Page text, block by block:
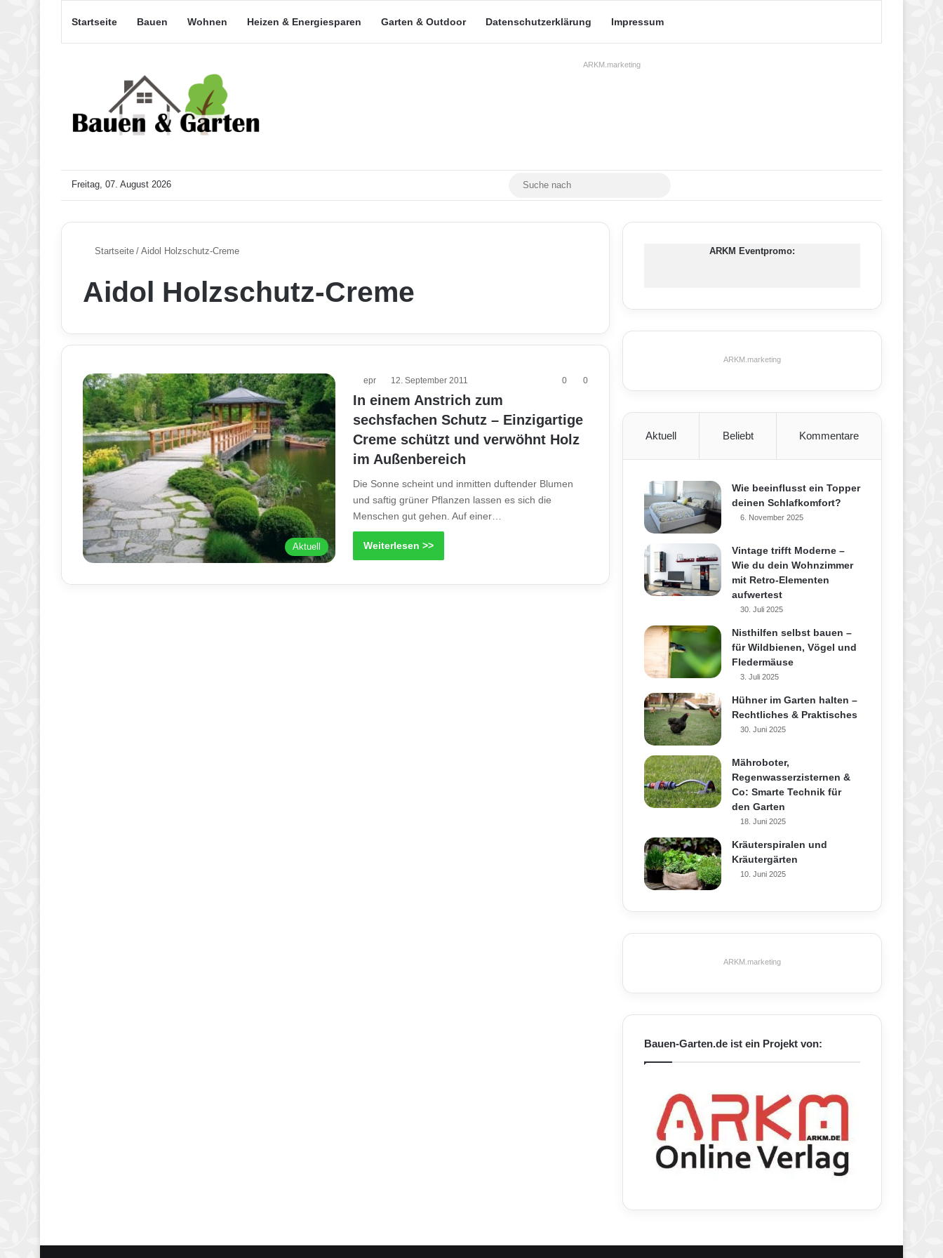
Startseite Bauen Wohnen Heizen & Energiesparen Garten & Outdoor Datenschutzerklärung Impressum
ARKM.marketing
Freitag, 07. August 2026 MastodonSkin umschalten
Startseite / Aidol Holzschutz-Creme
Aidol Holzschutz-Creme
Aktuell
epr 12. September 2011 0 0
In einem Anstrich zum
sechsfachen Schutz – Einzigartige
Creme schützt und verwöhnt Holz
im Außenbereich
Die Sonne scheint und inmitten duftender Blumen
und saftig grüner Pflanzen lassen es sich die
Menschen gut gehen. Auf einer…
Weiterlesen >>
ARKM Eventpromo:
ARKM.marketing
Aktuell Beliebt Kommentare
Wie beeinflusst ein Topper
deinen Schlafkomfort?
6. November 2025
Vintage trifft Moderne –
Wie du dein Wohnzimmer
mit Retro-Elementen
aufwertest
30. Juli 2025
Nisthilfen selbst bauen –
für Wildbienen, Vögel und
Fledermäuse
3. Juli 2025
Hühner im Garten halten –
Rechtliches & Praktisches
30. Juni 2025
Mähroboter,
Regenwasserzisternen &
Co: Smarte Technik für
den Garten
18. Juni 2025
Kräuterspiralen und
Kräutergärten
10. Juni 2025
ARKM.marketing
Bauen-Garten.de ist ein Projekt von: